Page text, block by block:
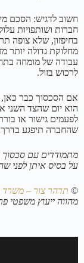
חשוב לדגיש: הסכם
חברות ושותפויות
בחיפזון, שלא צופה
מחלוקת גדולה יותר
עבודה של מומחה
לרכוש בזול.
אם הסכסוך כבר כאן,
הוא יום שהצד השני
לפעמים גישור או
שהחברה תיפגע
מתמודדים עם סכסוך
על בסיס איתן לפני
© תדהר צור – משרד
מהווה ייעוץ משפטי